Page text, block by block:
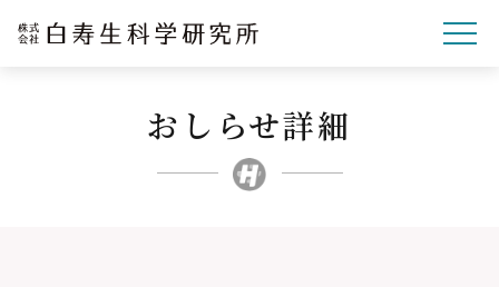
企業理念
研究開発
おしらせ詳細